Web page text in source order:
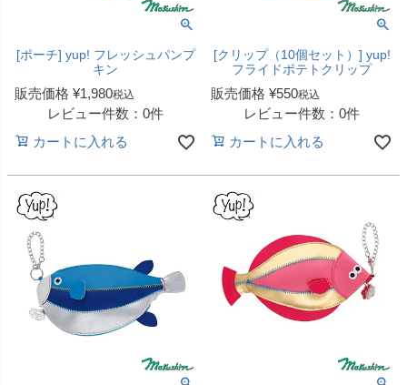
[ポーチ] yup! フレッシュパンプ
キン
販売価格 ¥1,980税込
レビュー件数：0件
カートに入れる
[クリップ（10個セット）] yup!
フライドポテトクリップ
販売価格 ¥550税込
レビュー件数：0件
カートに入れる